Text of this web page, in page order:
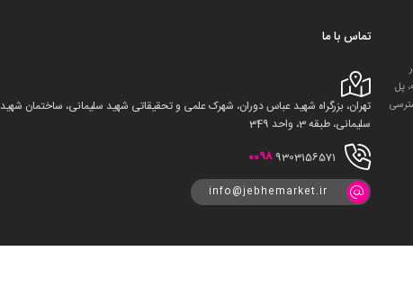
پل
تماس با ما
تهران، بزرگراه شهید عباس دوران، شهرک علمی و تحقیقاتی شهید سلیمانی، ساختمان شهید
سلیمانی، طبقه 3، واحد 349
0098 9303156571
info@jebhemarket.ir